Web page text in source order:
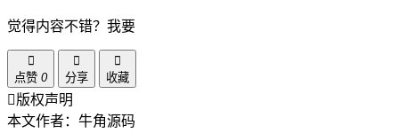
觉得内容不错？我要
点赞 0 分享 收藏
版权声明
本文作者：牛角源码